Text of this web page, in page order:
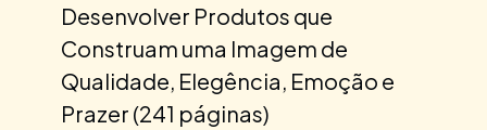
Desenvolver Produtos que
Construam uma Imagem de
Qualidade, Elegência, Emoção e
Prazer (241 páginas)